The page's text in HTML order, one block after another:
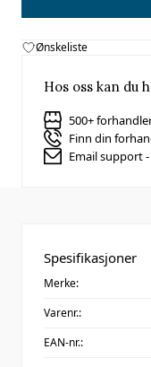
Ønskeliste
Hos oss kan du
500+
Finn din
Email support
Spesifikasjoner
Merke:
Varenr.:
EAN-nr.: